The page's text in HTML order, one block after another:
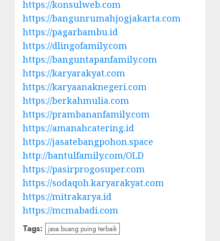
https://konsulweb.com
https://bangunrumahjogjakarta.com
https://pagarbambu.id
https://dlingofamily.com
https://banguntapanfamily.com
https://karyarakyat.com
https://karyaanaknegeri.com
https://berkahmulia.com
https://prambananfamily.com
https://amanahcatering.id
https://jasatebangpohon.space
http://bantulfamily.com/OLD
https://pasirprogosuper.com
https://sodaqoh.karyarakyat.com
https://mitrakarya.id
https://mcmabadi.com
Tags: jasa buang puing terbaik